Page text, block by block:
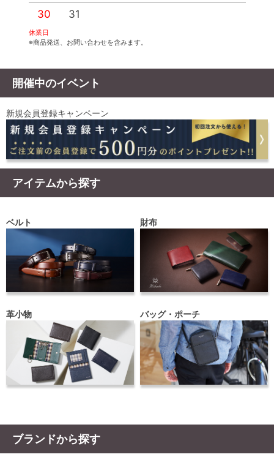
30 31
休業日
※商品発送、お問い合わせを含みます。
開催中のイベント
新規会員登録キャンペーン
アイテムから探す
ベルト 財布
革小物 バッグ・ポーチ
ブランドから探す